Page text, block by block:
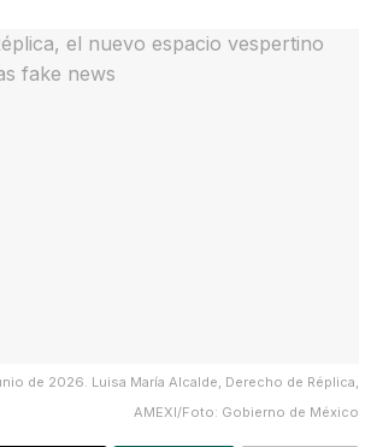
de 2026. Luisa María Alcalde, Derecho de Réplica,
AMEXI/Foto: Gobierno de México